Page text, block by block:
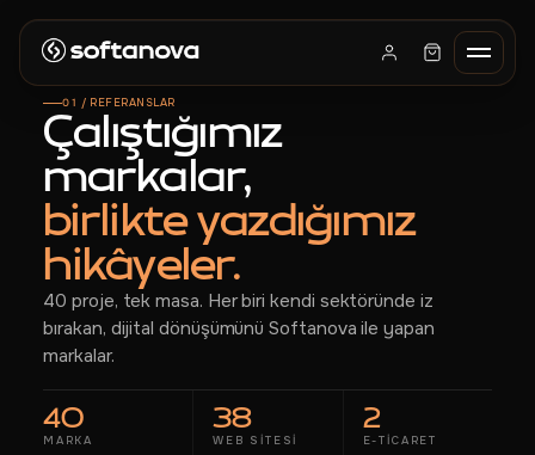
ANASAYFA
HIZMETLER
MAĞAZA
REFERANSLAR
HAKKIMIZDA
BLOG
BACKORDER
01 / REFERANSLAR
Çalıştığımız
markalar,
birlikte yazdığımız
hikâyeler.
40 proje, tek masa. Her biri kendi sektöründe iz
bırakan, dijital dönüşümünü Softanova ile yapan
markalar.
40
MARKA
38
WEB SITESI
2
E-TICARET